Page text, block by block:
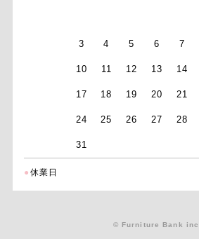
3 4 5 6 7
10 11 12 13 14
17 18 19 20 21
24 25 26 27 28
31
● 休業日
© Furniture Bank inc.